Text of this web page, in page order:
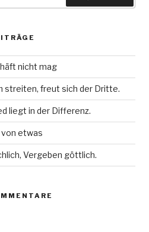
nicht mag
streiten, freut sich der Dritte.
liegt in der Differenz.
etwas
Vergeben göttlich.